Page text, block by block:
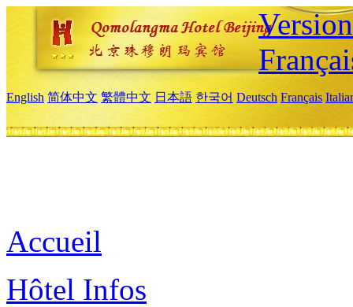
English 简体中文 繁體中文 日本語 한국어 Deutsch Français
Accueil
Hôtel Infos